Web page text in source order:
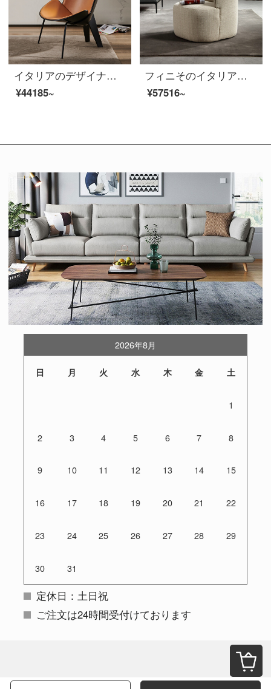
イタリアのデザイナーレジャーチェアはオレンジ色の革製ソフトバッグを輸入します。
¥44185~
フィニそのイタリア式の極简客間布芸ソファー椅子のシングルの設計者の囲い椅子の白い客間のレジャー椅子の意味式はきわめて簡単です。800*840*680 mm
¥57516~
2026年8月
日 月 火 水 木 金 土
1
2 3 4 5 6 7 8
9 10 11 12 13 14 15
16 17 18 19 20 21 22
23 24 25 26 27 28 29
30 31
定休日：土日祝
ご注文は24時間受付けております